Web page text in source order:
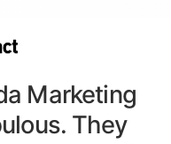
Marketing
They